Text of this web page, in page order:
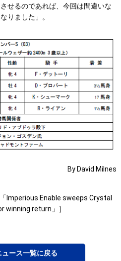
せるのであれば、今回は間違いな
りました」。
By David Milnes
Imperious Enable sweeps Crystal
winning return」］
ュース一覧に戻る